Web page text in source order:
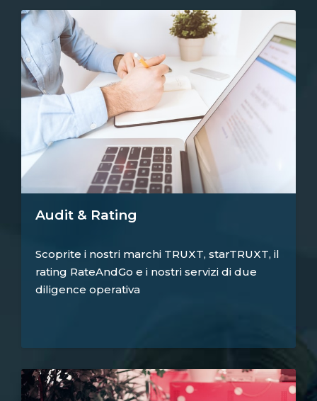
Audit & Rating
Scoprite i nostri marchi TRUXT, starTRUXT, il
rating RateAndGo e i nostri servizi di due
diligence operativa